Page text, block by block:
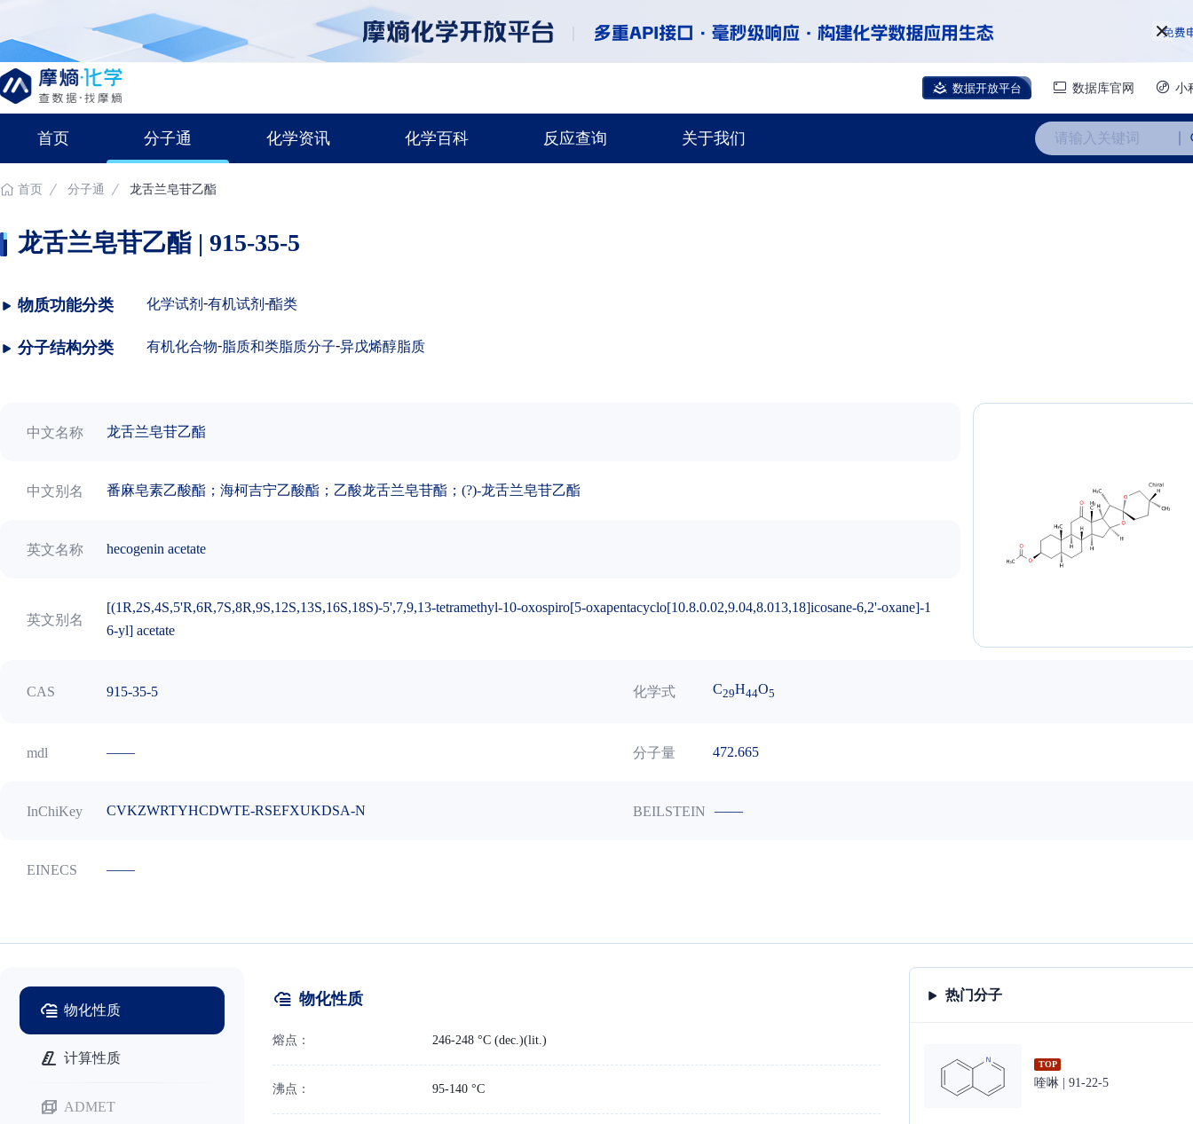
数据开放平台 数据库官网 小
首页 分子通 化学资讯 化学百科 反应查询 关于我们 请输入关键词
首页 分子通 龙舌兰皂苷乙酯
龙舌兰皂苷乙酯 | 915-35-5
物质功能分类 化学试剂 -有机试剂 -酯类
分子结构分类 有机化合物-脂质和类脂质分子-异戊烯醇脂质
中文名称 龙舌兰皂苷乙酯
中文别名 番麻皂素乙酸酯；海柯吉宁乙酸酯；乙酸龙舌兰皂苷酯；(?)-龙舌兰皂苷乙酯
英文名称 hecogenin acetate
英文别名
[(1R,2S,4S,5'R,6R,7S,8R,9S,12S,13S,16S,18S)-5',7,9,13-tetramethyl-10-oxospiro[5-oxapentacyclo[10.8.0.02,9.04,8.013,18]icosane-6,2'-oxane]-1
6-yl] acetate
CAS 915-35-5 化学式 C29H44O5
mdl —— 分子量 472.665
InChiKey CVKZWRTYHCDWTE-RSEFXUKDSA-N BEILSTEIN ——
EINECS ——
物化性质
计算性质
ADMET
物化性质
熔点： 246-248 °C (dec.)(lit.)
沸点： 95-140 °C
热门分子
TOP
喹啉 | 91-22-5